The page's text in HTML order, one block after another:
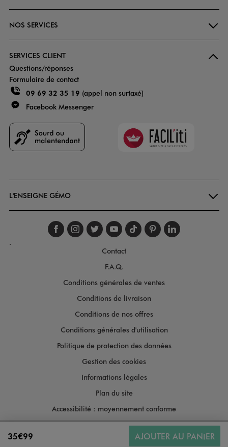
35€99 AJOUTER AU PANIER
NOS SERVICES
SERVICES CLIENT
Questions/réponses
Formulaire de contact
09 69 32 35 19 (appel non surtaxé)
Facebook Messenger
Faciliti
L'ENSEIGNE GÉMO
Suivez-nous sur
Suivez-nous sur
Suivez-nous sur
Suivez-nous
Suivez-nous
Suivez-
.
Contact
F.A.Q.
Conditions générales de ventes
Conditions de livraison
Conditions de nos offres
Conditions générales d'utilisation
Politique de protection des données
Gestion des cookies
Informations légales
Plan du site
Accessibilité : moyennement conforme